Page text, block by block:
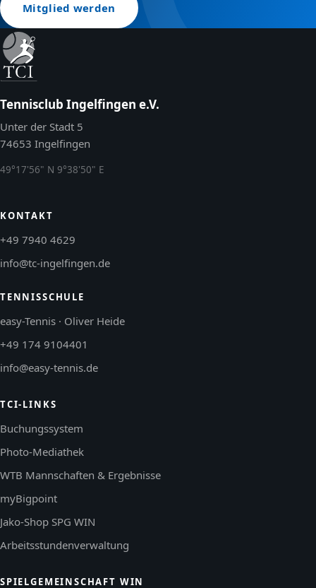
Mitglied werden
Tennisclub Ingelfingen e.V.
Unter der Stadt 5
74653 Ingelfingen
49°17'56" N 9°38'50" E
KONTAKT
+49 7940 4629
info@tc-ingelfingen.de
TENNISSCHULE
easy-Tennis · Oliver Heide
+49 174 9104401
info@easy-tennis.de
TCI-LINKS
Buchungssystem
Photo-Mediathek
WTB Mannschaften & Ergebnisse
myBigpoint
Jako-Shop SPG WIN
Arbeitsstundenverwaltung
SPIELGEMEINSCHAFT WIN